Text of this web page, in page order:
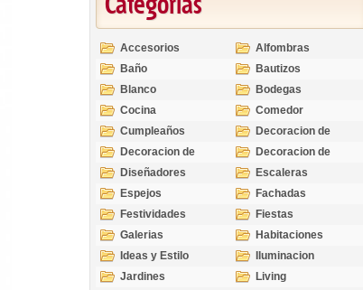
Accesorios
Alfombras
Baño
Bautizos
Blanco
Bodegas
Cocina
Comedor
Cumpleaños
Decoracion de
Exteriores
Decoracion de
Interiores
Decoracion de
Ocasiones
Diseñadores
Escaleras
Espejos
Fachadas
Festividades
Fiestas
Galerias
Habitaciones
Ideas y Estilo
Iluminacion
Jardines
Living